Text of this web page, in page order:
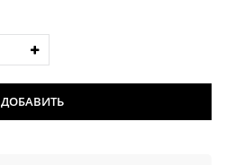
ДОБАВИТЬ